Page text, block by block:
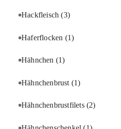
Hackfleisch(3)
Haferflocken (1)
Hähnchen (1)
Hähnchenbrust (1)
Hähnchenbrustfilets (2)